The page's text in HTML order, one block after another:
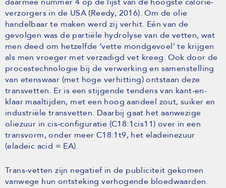
verzorgers in de USA (Reedy, 2016). Om de olie
handelbaar te maken werd zij verhit. Eén van de
gevolgen was de partiële hydrolyse van de vetten, wat
men deed om hetzelfde ‘vette mondgevoel’ te krijgen
als men vroeger met verzadigd vet kreeg. Ook door de
procestechnologie bij de verwerking en samenstelling
van etenswaar (met hoge verhitting) ontstaan deze
transvetten. Er is een stijgende tendens van kant-en-
klaar maaltijden, met een hoog aandeel zout, suiker en
industriële transvetten. Daarbij gaat het aanwezige
oliezuur in cis-configuratie (C18:1cis11) over in een
transvorm, onder meer C18:1t9, het eladeinezuur
(eladeic acid = EA).
Trans-vetten zijn negatief in de publiciteit gekomen
vanwege hun ontsteking verhogende bloedwaarden.